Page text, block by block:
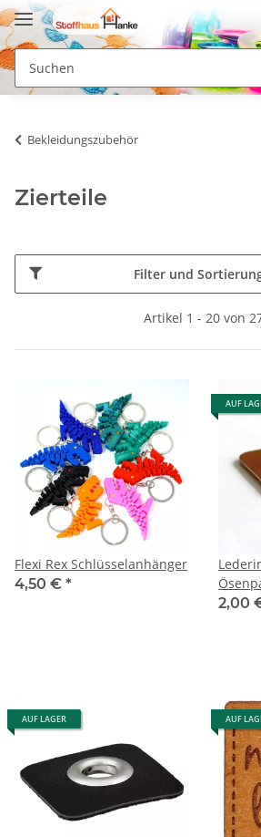
Bekleidungszubehör
Zierteile
Filter und
Artikel 1 - 20 von
Flexi Rex Schlüsselanhänger
4,50 € *
AUF
braun
2,00
AUF LAGER AUF